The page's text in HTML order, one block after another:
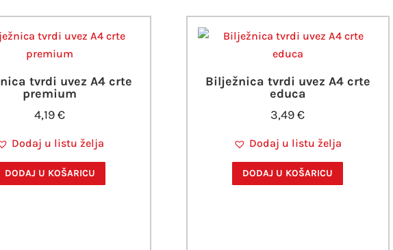
tvrdi uvez A4 crte
premium
4,19€
Dodaj u listu želja
DODAJ U KOŠARICU
Bilježnica tvrdi uvez A4 crte
educa
3,49€
Dodaj u listu želja
DODAJ U KOŠARICU